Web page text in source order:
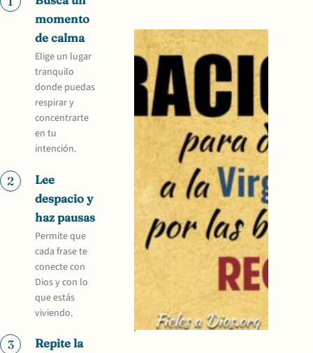
momento
de calma
Elige un lugar
tranquilo
donde puedas
respirar y
concentrarte
en tu
intención.
2
Lee
despacio y
haz pausas
Permite que
cada frase te
conecte con
Dios y con lo
que estás
viviendo.
3
Repite la